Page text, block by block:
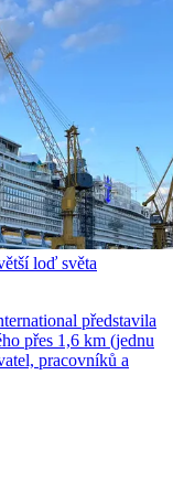
loď světa
představila
přes 1,6 km (jednu
pracovníků a